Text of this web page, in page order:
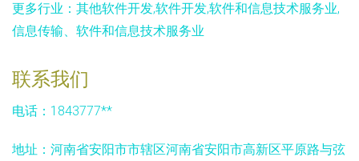
更多行业： 其他软件开发,软件开发,软件和信息技术服务业,
信息传输、软件和信息技术服务业
联系我们
电话：1843777**
地址：河南省安阳市市辖区河南省安阳市高新区平原路与弦